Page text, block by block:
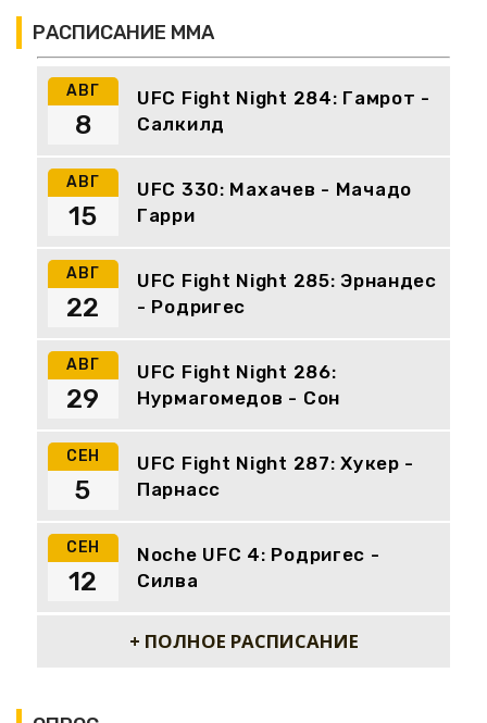
РАСПИСАНИЕ ММА
АВГ
UFC Fight Night 284: Гамрот -
Салкилд
8
АВГ
UFC 330: Махачев - Мачадо
Гарри
15
АВГ
UFC Fight Night 285: Эрнандес
- Родригес
22
АВГ
UFC Fight Night 286:
Нурмагомедов - Сон
29
СЕН
UFC Fight Night 287: Хукер -
Парнасс
5
СЕН
Noche UFC 4: Родригес -
Силва
12
+ ПОЛНОЕ РАСПИСАНИЕ